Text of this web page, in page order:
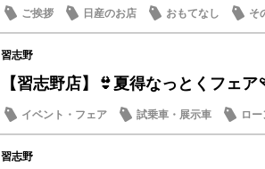
ご挨拶 日産のお店 おもてなし そ
習志野
【習志野店】👙夏得なっとくフェ
イベント・フェア 試乗車・展示車
ロー
日産のお店
習志野